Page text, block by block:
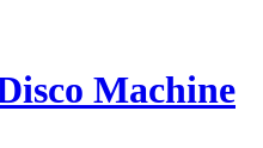
Machine